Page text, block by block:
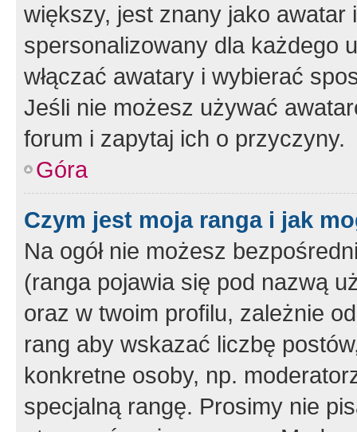
większy, jest znany jako
spersonalizowany dla każdego
włączać awatary i wybierać
Jeśli nie możesz używać
forum i zapytaj ich o przyczyny.
Góra
Czym jest moja ranga i jak
Na ogół nie możesz
(ranga pojawia się pod nazwą
oraz w twoim profilu, zależnie
rang aby wskazać liczbę
konkretne osoby, np.
specjalną rangę. Prosimy nie